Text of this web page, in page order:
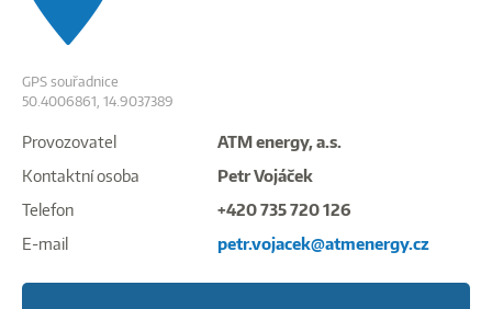
GPS souřadnice
50.4006861, 14.9037389
Provozovatel
ATM energy, a.s.
Kontaktní osoba
Petr Vojáček
Telefon
+420 735 720 126
E-mail
petr.vojacek@atmenergy.cz